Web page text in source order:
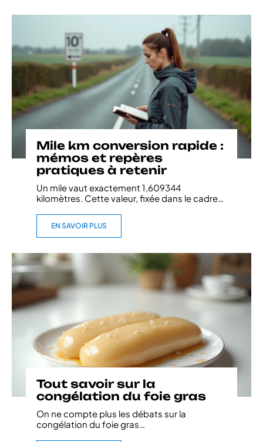
Mile km conversion rapide :
mémos et repères
pratiques à retenir
Un mile vaut exactement 1,609344
kilomètres. Cette valeur, fixée dans le cadre
EN SAVOIR PLUS
Tout savoir sur la
congélation du foie gras
On ne compte plus les débats sur la
congélation du foie gras